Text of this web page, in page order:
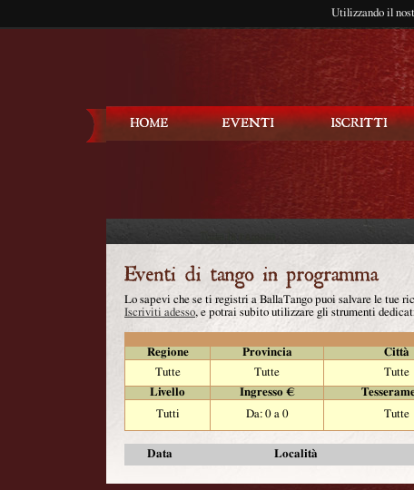
Utilizzando il
Lo sapevi che se ti registri a BallaTango puoi salvare le tue
Iscriviti adesso, e potrai subito utilizzare gli strumenti
Regione
Provincia Città
Tutte
Tutte Tutte
Livello
Ingresso €
Tutti
Da: 0 a 0 Tutte
Data Località